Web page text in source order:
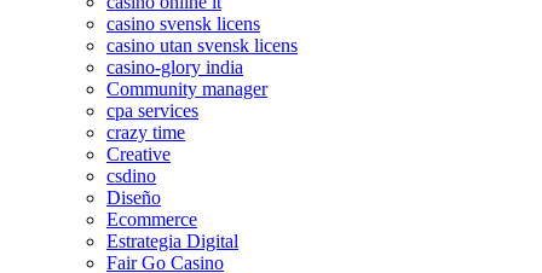
casino svensk licens
casino utan svensk licens
casino-glory india
Community manager
cpa services
crazy time
Creative
csdino
Diseño
Ecommerce
Estrategia Digital
Fair Go Casino